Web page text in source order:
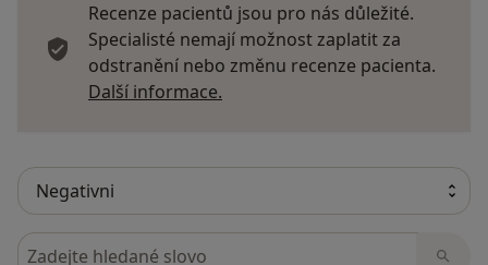
Recenze pacientů jsou pro nás důležité.
Specialisté nemají možnost zaplatit za
odstranění nebo změnu recenze pacienta.
Další informace.
Hledejte v názorech